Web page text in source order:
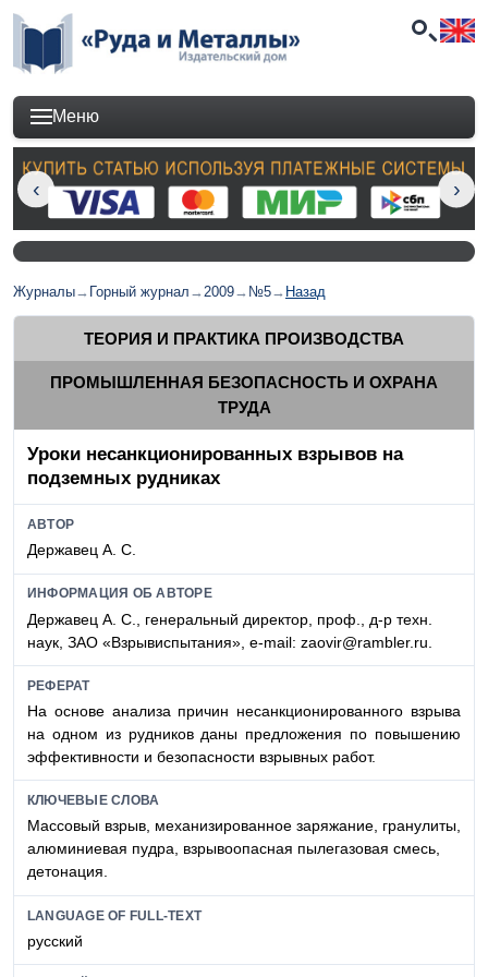
Меню
Журналы→ Горный журнал →2009→ №5→ Назад
ТЕОРИЯ И ПРАКТИКА ПРОИЗВОДСТВА
ПРОМЫШЛЕННАЯ БЕЗОПАСНОСТЬ И ОХРАНА
ТРУДА
Уроки несанкционированных взрывов на
подземных рудниках
АВТОР
Державец А. С.
ИНФОРМАЦИЯ ОБ АВТОРЕ
Державец А. С., генеральный директор, проф., д-р техн.
наук, ЗАО «Взрывиспытания», e-mail: zaovir@rambler.ru.
РЕФЕРАТ
На основе анализа причин несанкционированного взрыва
на одном из рудников даны предложения по повышению
эффективности и безопасности взрывных работ.
КЛЮЧЕВЫЕ СЛОВА
Массовый взрыв, механизированное заряжание, гранулиты,
алюминиевая пудра, взрывоопасная пылегазовая смесь,
детонация.
LANGUAGE OF FULL-TEXT
русский